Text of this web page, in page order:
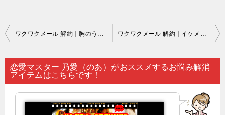
投
ナ
ビ
ワクワクメール 解約｜胸のうちで恋愛の悩みを持っているというなら…。 ワクワクメール 解約｜イケメン…。
恋愛マスター 乃愛（のあ）がおススメするお悩み解消
アイテムはこちらです！